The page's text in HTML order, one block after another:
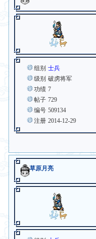
组别 士兵
级别 破虏将军
功绩 7
帖子 729
编号 509134
注册 2014-12-29
草原月亮